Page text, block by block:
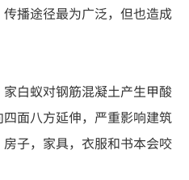
播途径最为广泛，但也造成
白蚁对钢筋混凝土产生甲酸
面八方延伸，严重影响建筑
子，家具，衣服和书本会咬